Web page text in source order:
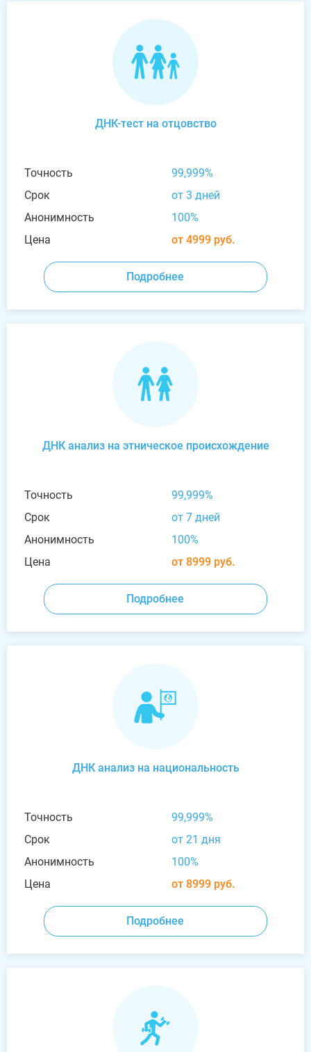
ДНК-тест на отцовство
Точность
99,999%
Срок
от 3 дней
Анонимность
100%
Цена
от 4999 руб.
Подробнее
ДНК анализ на этническое происхождение
Точность
99,999%
Срок
от 7 дней
Анонимность
100%
Цена
от 8999 руб.
Подробнее
ДНК анализ на национальность
Точность
99,999%
Срок
от 21 дня
Анонимность
100%
Цена
от 8999 руб.
Подробнее